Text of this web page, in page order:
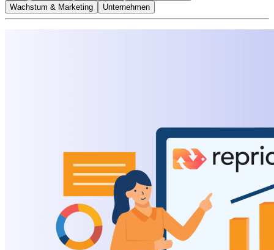
Wachstum & Marketing
Unternehmen